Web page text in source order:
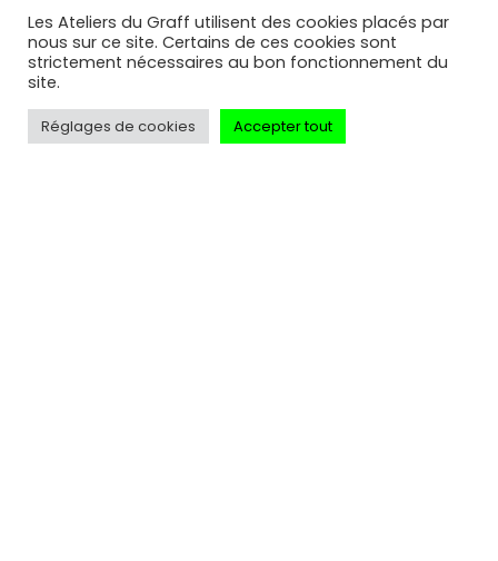
Grâce au Plastigraff®, notre support
universel pour le graffiti et le street-art,
trois œuvres monumentales éphémères
aux couleurs du nouveau modèle ont pu
être réalisées au sol à Paris, Madrid et
Les Ateliers du Graff utilisent des cookies placés par
nous sur ce site. Certains de ces cookies sont
strictement nécessaires au bon fonctionnement du
site.
Réglages de cookies Accepter tout